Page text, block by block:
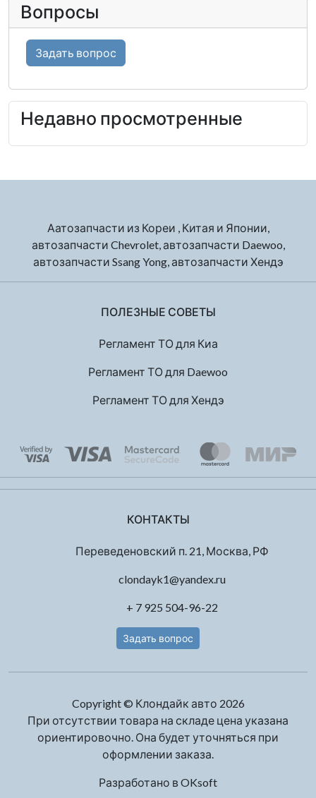
Вопросы
Задать вопрос
Недавно просмотренные
Аатозапчасти из Кореи , Китая и Японии,
автозапчасти Chevrolet, автозапчасти Daewoo,
автозапчасти Ssang Yong, автозапчасти Хендэ
ПОЛЕЗНЫЕ СОВЕТЫ
Регламент ТО для Киа
Регламент ТО для Daewoo
Регламент ТО для Хендэ
КОНТАКТЫ
Переведеновский п. 21, Москва, РФ
clondayk1@yandex.ru
+ 7 925 504-96-22
Задать вопрос
Copyright © Клондайк авто 2026
При отсутствии товара на складе цена указана
ориентировочно. Она будет уточняться при
оформлении заказа.
Разработано в OKsoft